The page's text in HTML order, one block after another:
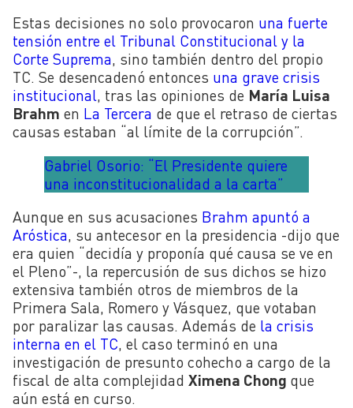
Estas decisiones no solo provocaron una fuerte
tensión entre el Tribunal Constitucional y la
Corte Suprema, sino también dentro del propio
TC. Se desencadenó entonces una grave crisis
institucional, tras las opiniones de María Luisa
Brahm en La Tercera de que el retraso de ciertas
causas estaban “al límite de la corrupción”.
Gabriel Osorio: “El Presidente quiere
una inconstitucionalidad a la carta”
Aunque en sus acusaciones Brahm apuntó a
Aróstica, su antecesor en la presidencia -dijo que
era quien “decidía y proponía qué causa se ve en
el Pleno”-, la repercusión de sus dichos se hizo
extensiva también otros de miembros de la
Primera Sala, Romero y Vásquez, que votaban
por paralizar las causas. Además de la crisis
interna en el TC, el caso terminó en una
investigación de presunto cohecho a cargo de la
fiscal de alta complejidad Ximena Chong que
aún está en curso.